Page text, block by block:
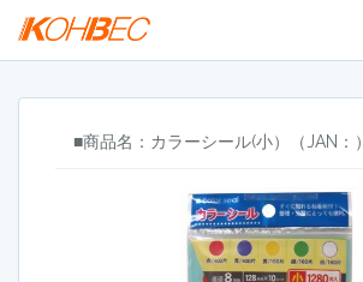
■商品名：カラーシール(小）（JAN：）